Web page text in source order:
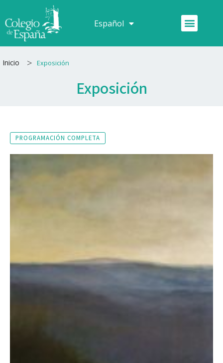
al
contenido
Español
Français Menú
Inicio > Exposición
Exposición
PROGRAMACIÓN COMPLETA